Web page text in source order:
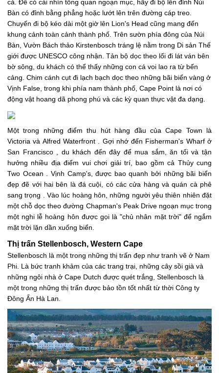
cả. Để có cái nhìn tổng quan ngoạn mục, hãy đi bộ lên đỉnh Núi
Bàn có đỉnh bằng phẳng hoặc lướt lên trên đường cáp treo.
Chuyến đi bộ kéo dài một giờ lên Lion's Head cũng mang đến
khung cảnh toàn cảnh thành phố. Trên sườn phía đông của Núi
Bàn, Vườn Bách thảo Kirstenbosch tráng lệ nằm trong Di sản Thế
giới được UNESCO công nhận. Tản bộ dọc theo lối đi lát ván bên
bờ sông, du khách có thể thấy những con cá voi lao ra từ bến
cảng. Chim cánh cụt đi lạch bạch dọc theo những bãi biển vàng ở
Vịnh False, trong khi phía nam thành phố, Cape Point là nơi có
động vật hoang dã phong phú và các kỳ quan thực vật đa dạng.
Một trong những điểm thu hút hàng đầu của Cape Town là
Victoria và Alfred Waterfront . Gợi nhớ đến Fisherman's Wharf ở
San Francisco , du khách đến đây để mua sắm, ăn tối và tận
hưởng nhiều địa điểm vui chơi giải trí, bao gồm cả Thủy cung
Two Ocean . Vịnh Camp's, được bao quanh bởi những bãi biển
đẹp đẽ với hai bên là đá cuội, có các cửa hàng và quán cà phê
sang trọng . Vào lúc hoàng hôn, những người yêu thiên nhiên đặt
một chỗ dọc theo đường Chapman's Peak Drive ngoạn mục trong
một nghi lễ hoàng hôn được gọi là "chủ nhân mặt trời" để ngắm
mặt trời lặn dần xuống biển.
Thị trấn Stellenbosch, Western Cape
Stellenbosch là một trong những thị trấn đẹp như tranh vẽ ở Nam
Phi. Là bức tranh khảm của các trang trại, những cây sồi già và
những ngôi nhà ở Cape Dutch được quét trắng, Stellenbosch là
một trong những thị trấn được bảo tồn tốt nhất từ thời Công ty
Đông Ấn Hà Lan.